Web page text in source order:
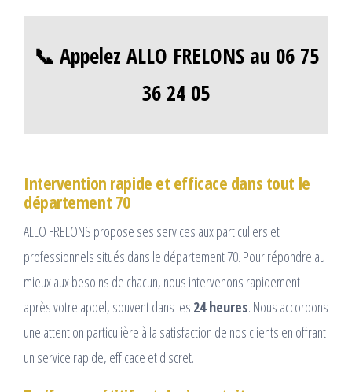
📞 Appelez ALLO FRELONS au 06 75
36 24 05
Intervention rapide et efficace dans tout le
département 70
ALLO FRELONS propose ses services aux particuliers et
professionnels situés dans le département 70. Pour répondre au
mieux aux besoins de chacun, nous intervenons rapidement
après votre appel, souvent dans les 24 heures. Nous accordons
une attention particulière à la satisfaction de nos clients en offrant
un service rapide, efficace et discret.